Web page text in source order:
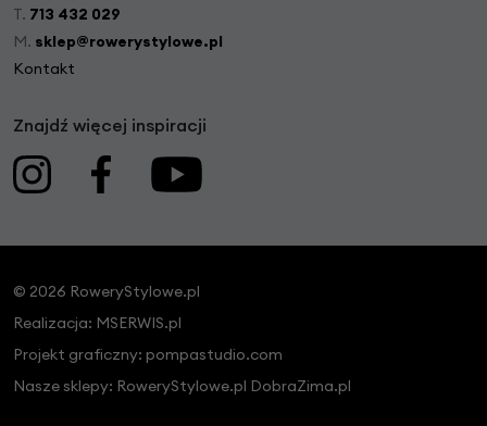
T. 713 432 029
M. sklep@rowerystylowe.pl
Kontakt
Znajdź więcej inspiracji
© 2026 RoweryStylowe.pl
Realizacja: MSERWIS.pl
Projekt graficzny: pompastudio.com
Nasze sklepy: RoweryStylowe.pl DobraZima.pl